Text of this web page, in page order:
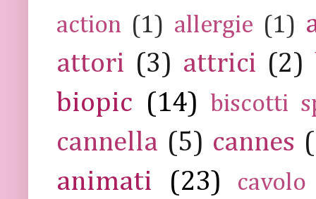
action (1) allergie (1)
attori (3) attrici (2)
biopic (14) biscotti
cannella (5) cannes
animati
(23) cavolo